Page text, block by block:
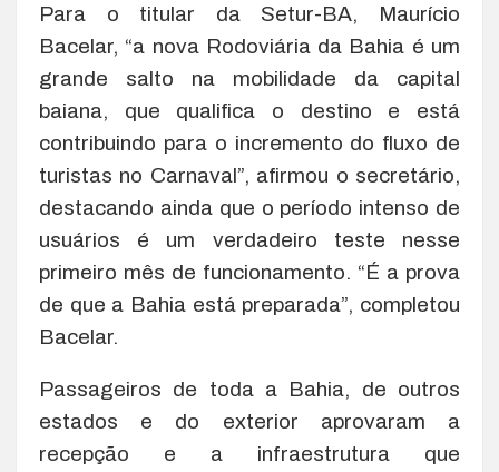
Para o titular da Setur-BA, Maurício
Bacelar, “a nova Rodoviária da Bahia é um
grande salto na mobilidade da capital
baiana, que qualifica o destino e está
contribuindo para o incremento do fluxo de
turistas no Carnaval”, afirmou o secretário,
destacando ainda que o período intenso de
usuários é um verdadeiro teste nesse
primeiro mês de funcionamento. “É a prova
de que a Bahia está preparada”, completou
Bacelar.
Passageiros de toda a Bahia, de outros
estados e do exterior aprovaram a
recepção e a infraestrutura que